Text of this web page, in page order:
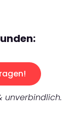
unverbindlich.